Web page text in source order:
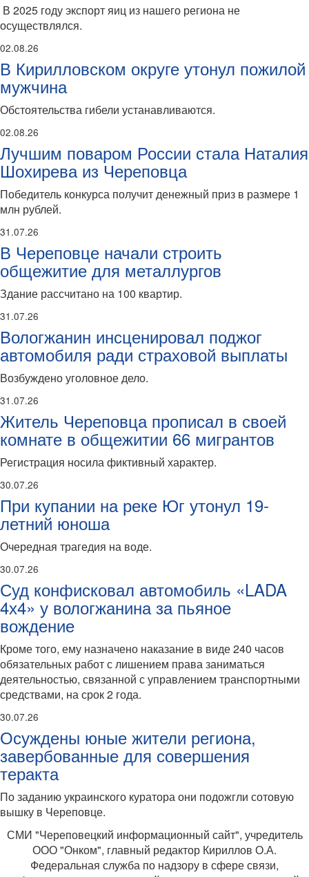
В 2025 году экспорт яиц из нашего региона не
осуществлялся.
02.08.26
В Кирилловском округе утонул пожилой
мужчина
Обстоятельства гибели устанавливаются.
02.08.26
Лучшим поваром России стала Наталия
Шохирева из Череповца
Победитель конкурса получит денежный приз в размере 1
млн рублей.
31.07.26
В Череповце начали строить
общежитие для металлургов
Здание рассчитано на 100 квартир.
31.07.26
Вологжанин инсценировал поджог
автомобиля ради страховой выплаты
Возбуждено уголовное дело.
31.07.26
Житель Череповца прописал в своей
комнате в общежитии 66 мигрантов
Регистрация носила фиктивный характер.
30.07.26
При купании на реке Юг утонул 19-
летний юноша
Очередная трагедия на воде.
30.07.26
Суд конфисковал автомобиль «LADA
4х4» у вологжанина за пьяное
вождение
Кроме того, ему назначено наказание в виде 240 часов
обязательных работ с лишением права заниматься
деятельностью, связанной с управлением транспортными
средствами, на срок 2 года.
30.07.26
Осуждены юные жители региона,
завербованные для совершения
теракта
По заданию украинского куратора они подожгли сотовую
вышку в Череповце.
СМИ "Череповецкий информационный сайт", учредитель
ООО "Онком", главный редактор Кириллов О.А.
Федеральная служба по надзору в сфере связи,